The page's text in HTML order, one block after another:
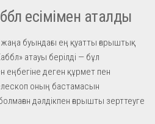
есімімен аталды
буындағы ең қуатты ғарыштық
атауы берілді — бұл
еңбегіне деген құрмет пен
оның бастамасын
дәлдікпен ғарышты зерттеуге